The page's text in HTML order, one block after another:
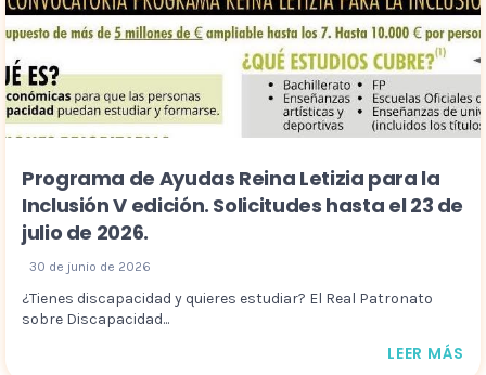
Programa de Ayudas Reina Letizia para la
Inclusión V edición. Solicitudes hasta el 23 de
julio de 2026.
30 de junio de 2026
¿Tienes discapacidad y quieres estudiar? El Real Patronato
sobre Discapacidad...
LEER MÁS